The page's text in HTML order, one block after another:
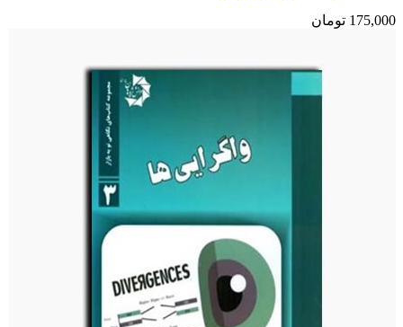
175,000 تومان